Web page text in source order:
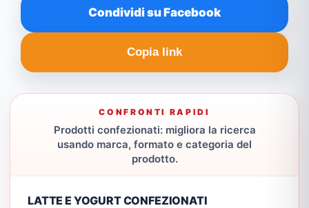
Condividi su Facebook
Copia link
CONFRONTI RAPIDI
Prodotti confezionati: migliora la ricerca
usando marca, formato e categoria del
prodotto.
LATTE E YOGURT CONFEZIONATI